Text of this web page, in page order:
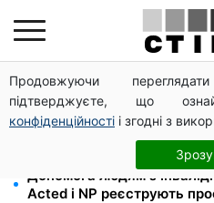
Продовжуючи
підтверджуєте, що
конфіденційності і згодні з
Цифровізація справ і
перевірки ТЦК не
200+ тисяч у СЗЧ,
розкрив план реформи
Допомога людям з
Acted і NP реєструють